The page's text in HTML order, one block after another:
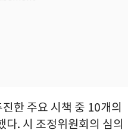
한 주요 시책 중 10개의
. 시 조정위원회의 심의